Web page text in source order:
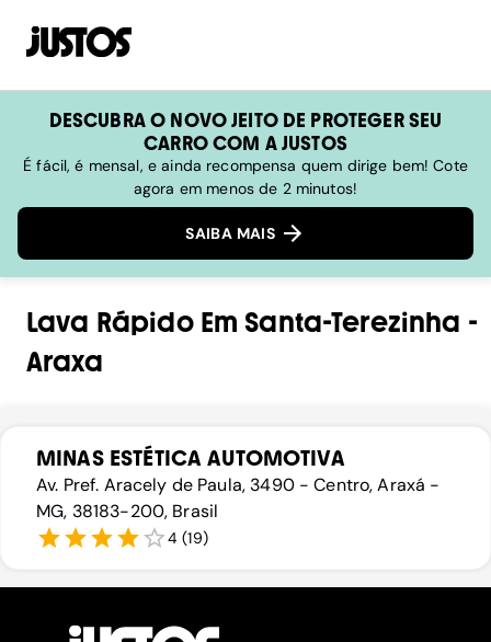
DESCUBRA O NOVO JEITO DE PROTEGER SEU
CARRO COM A JUSTOS
É fácil, é mensal, e ainda recompensa quem dirige bem! Cote
agora em menos de 2 minutos!
SAIBA MAIS
Lava RápidoEm Santa-Terezinha -
Araxa
MINAS ESTÉTICA AUTOMOTIVA
Av. Pref. Aracely de Paula, 3490 - Centro, Araxá -
MG, 38183-200, Brasil
4 (19)